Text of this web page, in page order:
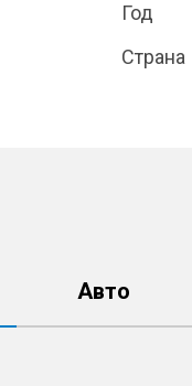
Год
Страна
Авто